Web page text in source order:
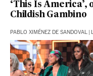
‘This Is
Childish Gambino
PABLO XIMÉNEZ DE SANDOVAL |